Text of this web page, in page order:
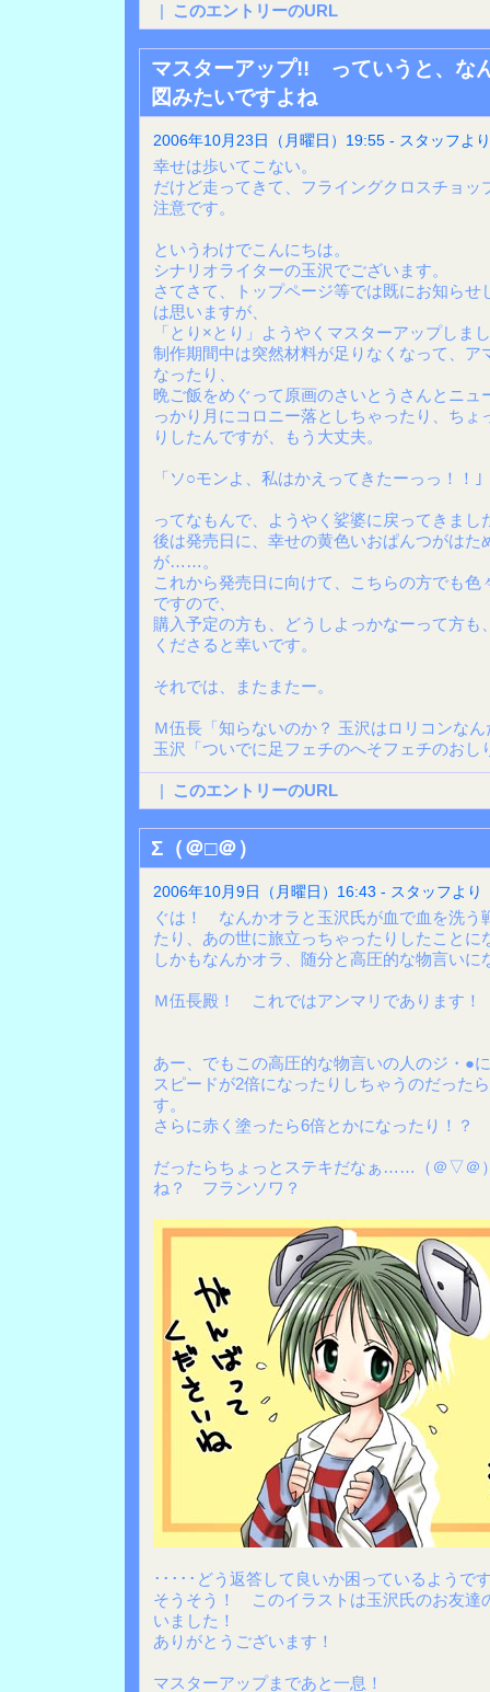
| このエントリーのURL
マスターアップ!! っていうと、な
図みたいですよね
2006年10月23日（月曜日）19:55 - スタッフより
幸せは歩いてこない。
だけど走ってきて、フライングクロスチョッ
注意です。
というわけでこんにちは。
シナリオライターの玉沢でございます。
さてさて、トップページ等では既にお知ら
は思いますが、
「とり×とり」ようやくマスターアップしま
制作期間中は突然材料が足りなくなって、ア
なったり、
晩ご飯をめぐって原画のさいとうさんとニュ
っかり月にコロニー落としちゃったり、ち
りしたんですが、もう大丈夫。
「ソ○モンよ、私はかえってきたーっっ！！｣
ってなもんで、ようやく娑婆に戻ってきまし
後は発売日に、幸せの黄色いおぱんつがはた
が……。
これから発売日に向けて、こちらの方でも
ですので、
購入予定の方も、どうしよっかなーって方も
くださると幸いです。
それでは、またまたー。
Ｍ伍長「知らないのか？ 玉沢はロリコンな
玉沢「ついでに足フェチのへそフェチのおし
| このエントリーのURL
Σ（＠□＠）
2006年10月9日（月曜日）16:43 - スタッフより
ぐは！ なんかオラと玉沢氏が血で血を洗う
たり、あの世に旅立っちゃったりしたことに
しかもなんかオラ、随分と高圧的な物言いに
Ｍ伍長殿！ これではアンマリであります！
あー、でもこの高圧的な物言いの人のジ・●
スピードが2倍になったりしちゃうのだった
す。
さらに赤く塗ったら6倍とかになったり！？
だったらちょっとステキだなぁ……（＠▽＠
ね？ フランソワ？
･････どう返答して良いか困っているようで
そうそう！ このイラストは玉沢氏のお友達
いました！
ありがとうございます！
マスターアップまであと一息！